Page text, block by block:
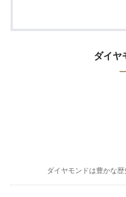
ダイヤ
ダイヤモンドは豊かな歴